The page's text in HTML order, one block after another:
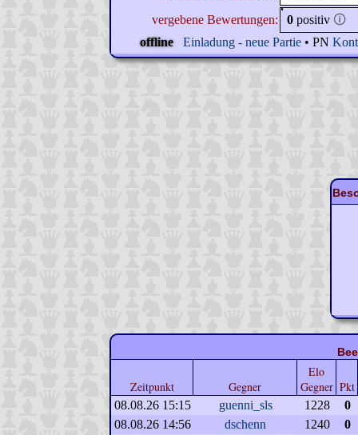
vergebene Bewertungen:
0 positiv 🛈
offline
Einladung - neue Partie • PN
Zeitpunkt Gegner
Elo
Gegner Pkt
08.08.26 15:15 guenni_sls 1228
0
08.08.26 14:56
dschenn 1240
0